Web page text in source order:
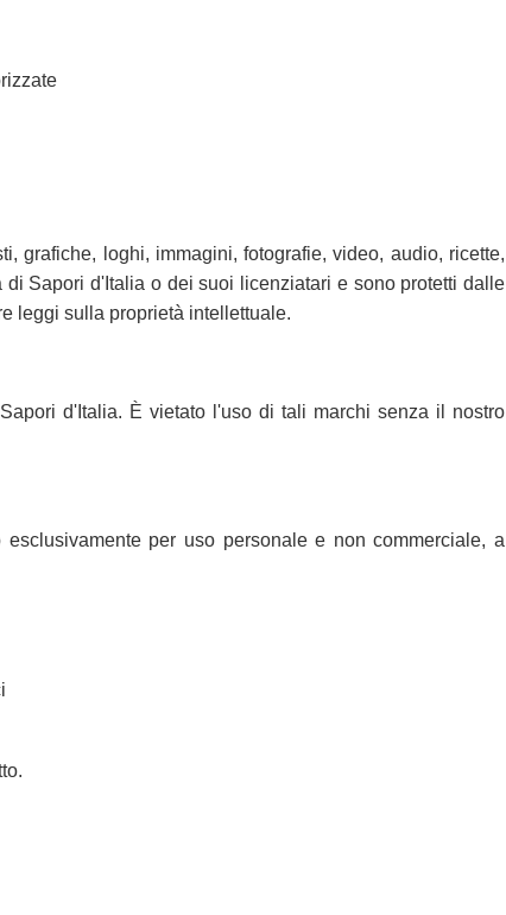
grafiche, loghi, immagini, fotografie, video, audio, ricette,
Sapori d'Italia o dei suoi licenziatari e sono protetti dalle
leggi sulla proprietà intellettuale.
d'Italia. È vietato l'uso di tali marchi senza il nostro
per uso personale e non commerciale, a